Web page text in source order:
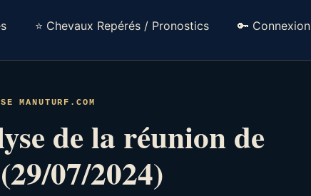
⭐ Chevaux Repérés / Pronostics 🔑 Connexion
MANUTURF.COM
de la réunion de
07/2024)